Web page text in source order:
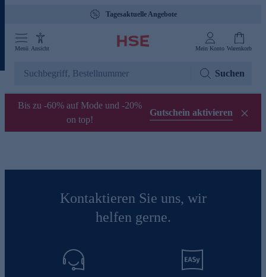
Tagesaktuelle Angebote
Menü Ansicht Mein Konto Warenkorb
Suchen
Bis zu -60% auf Mode und -20%
on top!
Gutschein aktivieren
Kontaktieren Sie uns, wir
helfen gerne.